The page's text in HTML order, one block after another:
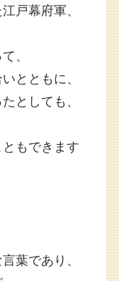
戸幕府軍、
、
とともに、
としても、
もできます
葉であり、